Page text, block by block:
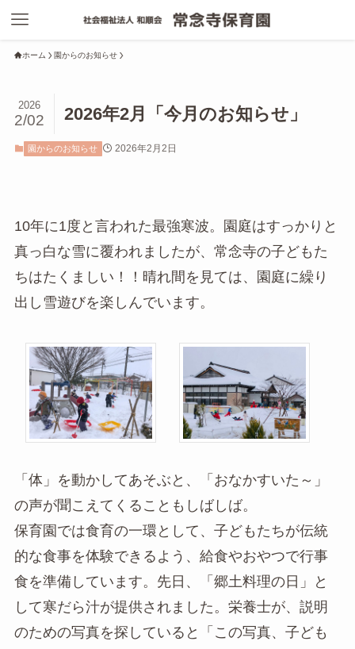
ホーム 園からのお知らせ
2026年2月「今月のお知らせ」
2026
2/02
園からのお知らせ 2026年2月2日
10年に1度と言われた最強寒波。園庭はすっかりと
真っ白な雪に覆われましたが、常念寺の子どもた
ちはたくましい！！晴れ間を見ては、園庭に繰り
出し雪遊びを楽しんでいます。
「体」を動かしてあそぶと、「おなかすいた～」
の声が聞こえてくることもしばしば。
保育園では食育の一環として、子どもたちが伝統
的な食事を体験できるよう、給食やおやつで行事
食を準備しています。先日、「郷土料理の日」と
して寒だら汁が提供されました。栄養士が、説明
のための写真を探していると「この写真、子ども